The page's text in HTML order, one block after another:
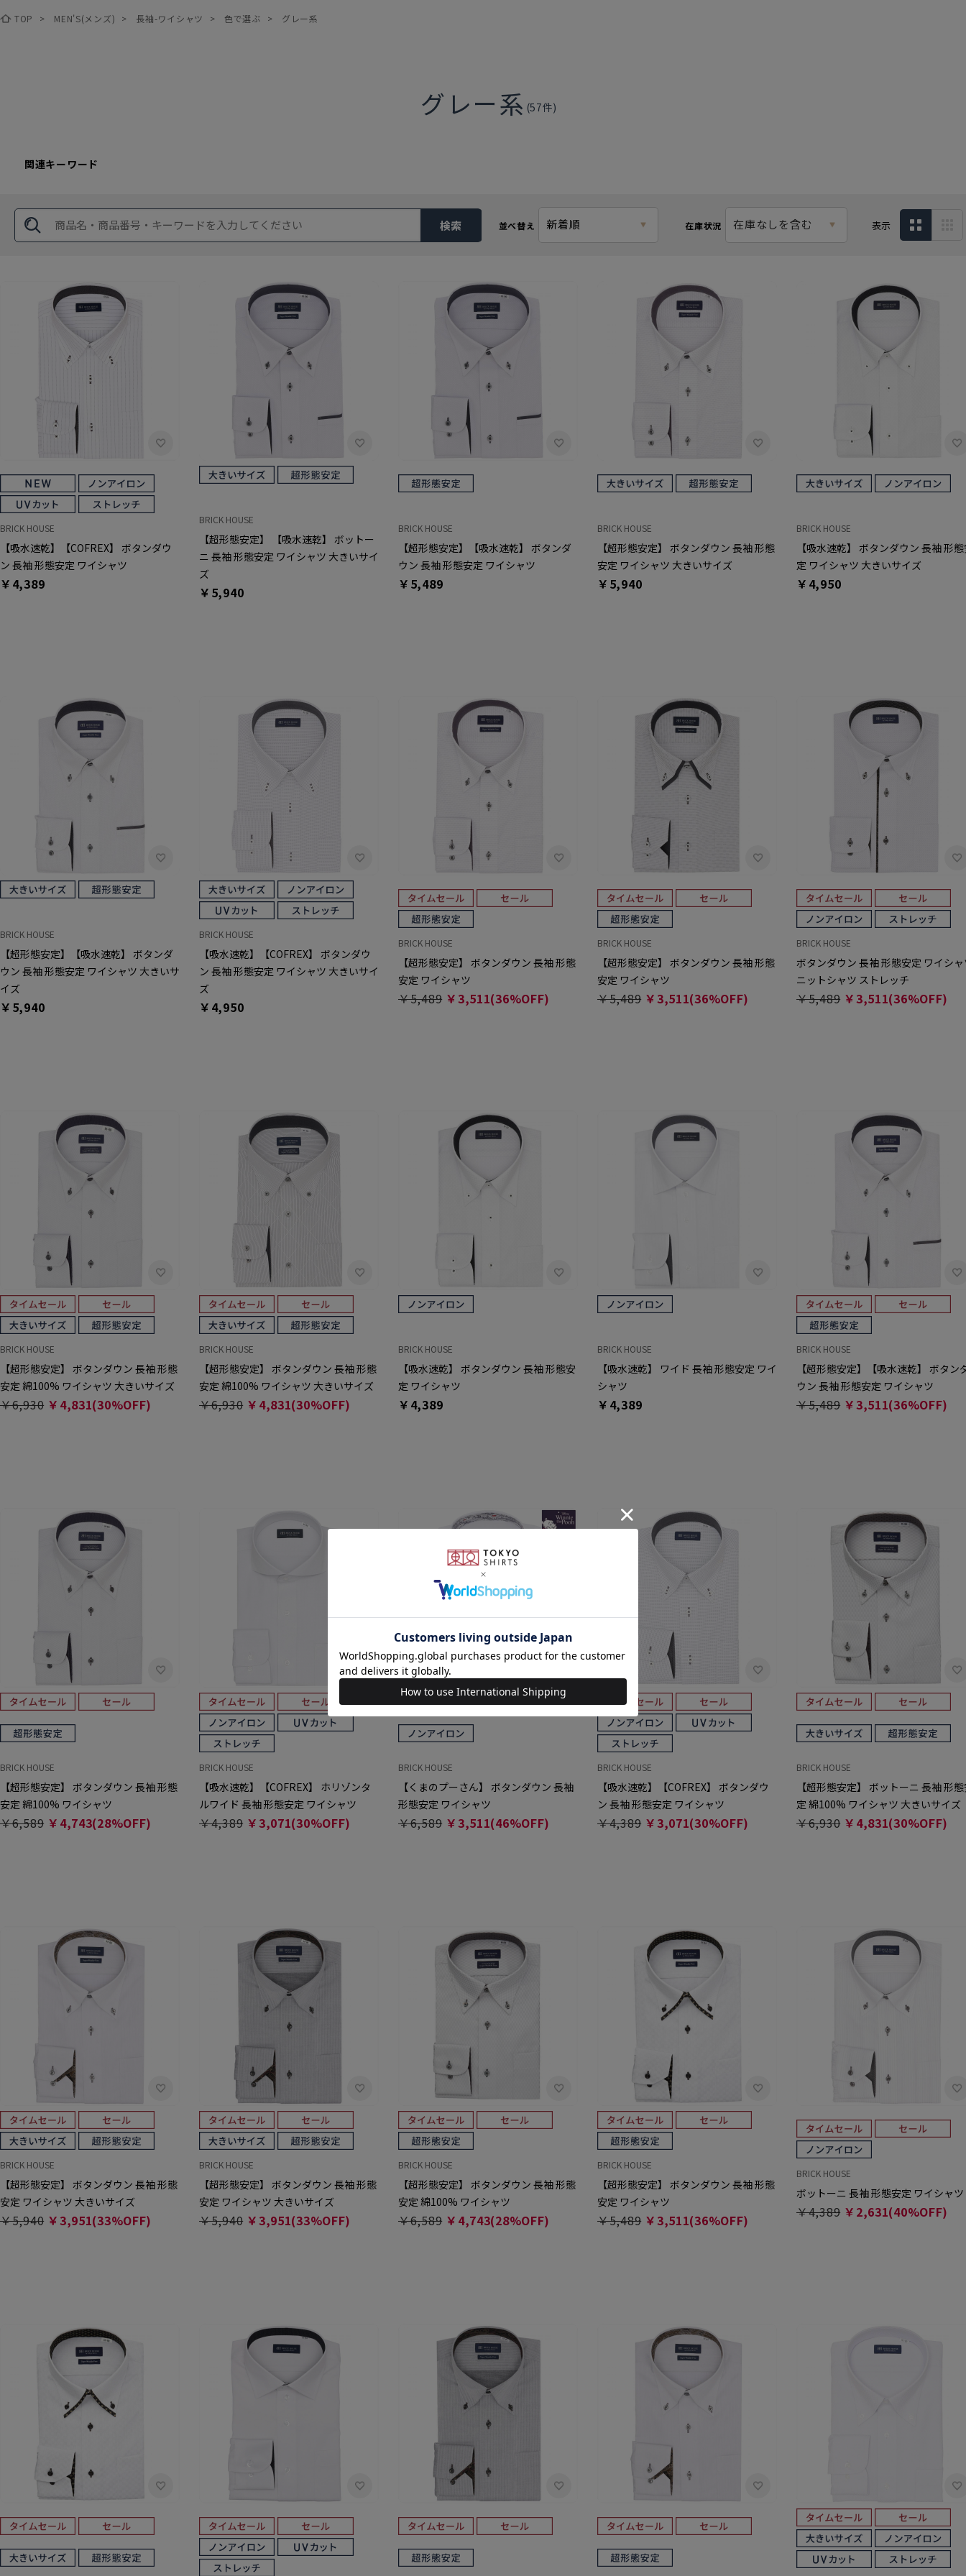
TOP > MEN'S(メンズ) > 長袖-ワイシャツ > 色で選ぶ > グレー系
グレー系 (57件)
関連キーワード
検索 並べ替え 新着順 在庫状況 在庫なしを含む 表示
BRICK HOUSE
【吸水速乾】【COFREX】 ボタンダウ
ン 長袖 形態安定 ワイシャツ
￥4,389
BRICK HOUSE
【超形態安定】 【吸水速乾】 ボットー
ニ 長袖 形態安定 ワイシャツ 大きいサイ
ズ
￥5,940
BRICK HOUSE
【超形態安定】【吸水速乾】 ボタンダ
ウン 長袖 形態安定 ワイシャツ
￥5,489
BRICK HOUSE
【超形態安定】 ボタンダウン 長袖 形態
安定 ワイシャツ 大きいサイズ
￥5,940
BRICK HOUSE
【吸水速乾】 ボタンダウン 長袖 形
定 ワイシャツ 大きいサイズ
￥4,950
BRICK HOUSE
【超形態安定】【吸水速乾】 ボタンダ
ウン 長袖 形態安定 ワイシャツ 大きいサ
イズ
￥5,940
BRICK HOUSE
【吸水速乾】【COFREX】 ボタンダウ
ン 長袖 形態安定 ワイシャツ 大きいサイ
ズ
￥4,950
BRICK HOUSE
【超形態安定】 ボタンダウン 長袖 形態
安定 ワイシャツ
￥5,489 ￥3,511(36%OFF)
BRICK HOUSE
【超形態安定】 ボタンダウン 長袖 形態
安定 ワイシャツ
￥5,489 ￥3,511(36%OFF)
BRICK HOUSE
ボタンダウン 長袖 形態安定 ワイシ
ニットシャツ ストレッチ
￥5,489 ￥3,511(36%OFF)
BRICK HOUSE
【超形態安定】 ボタンダウン 長袖 形態
安定 綿100% ワイシャツ 大きいサイズ
￥6,930 ￥4,831(30%OFF)
BRICK HOUSE
【超形態安定】 ボタンダウン 長袖 形態
安定 綿100% ワイシャツ 大きいサイズ
￥6,930 ￥4,831(30%OFF)
BRICK HOUSE
【吸水速乾】 ボタンダウン 長袖 形態安
定 ワイシャツ
￥4,389
BRICK HOUSE
【吸水速乾】 ワイド 長袖 形態安定 ワイ
シャツ
￥4,389
BRICK HOUSE
【超形態安定】【吸水速乾】 ボタン
ウン 長袖 形態安定 ワイシャツ
￥5,489 ￥3,511(36%OFF)
BRICK HOUSE
【超形態安定】 ボタンダウン 長袖 形態
安定 綿100% ワイシャツ
￥6,589 ￥4,743(28%OFF)
BRICK HOUSE
【吸水速乾】【COFREX】 ホリゾンタ
ルワイド 長袖 形態安定 ワイシャツ
￥4,389 ￥3,071(30%OFF)
BRICK HOUSE
【くまのプーさん】 ボタンダウン 長袖
形態安定 ワイシャツ
￥6,589 ￥3,511(46%OFF)
BRICK HOUSE
【吸水速乾】【COFREX】 ボタンダウ
ン 長袖 形態安定 ワイシャツ
￥4,389 ￥3,071(30%OFF)
BRICK HOUSE
【超形態安定】 ボットーニ 長袖 形
定 綿100% ワイシャツ 大きいサイズ
￥6,930 ￥4,831(30%OFF)
BRICK HOUSE
【超形態安定】 ボタンダウン 長袖 形態
安定 ワイシャツ 大きいサイズ
￥5,940 ￥3,951(33%OFF)
BRICK HOUSE
【超形態安定】 ボタンダウン 長袖 形態
安定 ワイシャツ 大きいサイズ
￥5,940 ￥3,951(33%OFF)
BRICK HOUSE
【超形態安定】 ボタンダウン 長袖 形態
安定 綿100% ワイシャツ
￥6,589 ￥4,743(28%OFF)
BRICK HOUSE
【超形態安定】 ボタンダウン 長袖 形態
安定 ワイシャツ
￥5,489 ￥3,511(36%OFF)
BRICK HOUSE
ボットーニ 長袖 形態安定 ワイシャツ
￥4,389 ￥2,631(40%OFF)